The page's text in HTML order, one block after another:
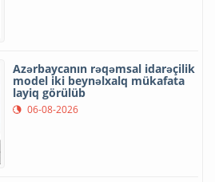
Azərbaycanın rəqəmsal idarəçilik
model iki beynəlxalq mükafata
layiq görülüb
06-08-2026